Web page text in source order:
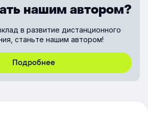
нашим автором?
в развитие дистанционного
станьте нашим автором!
Подробнее